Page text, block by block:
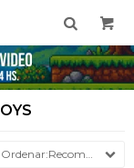
Recomendados